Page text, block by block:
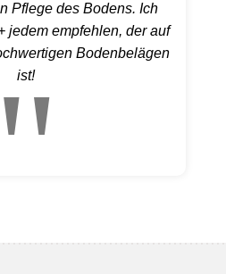
Pflege des Bodens. Ich
jedem empfehlen, der auf
Bodenbelägen
ist!